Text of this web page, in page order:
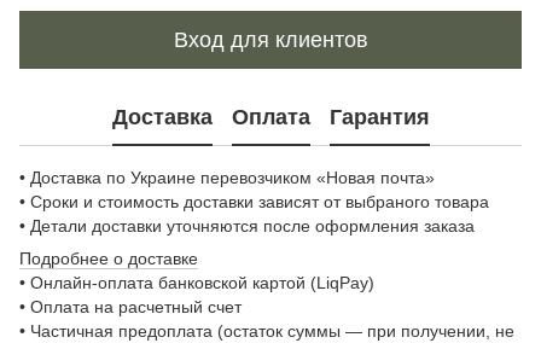
Вход для клиентов
Доставка Оплата Гарантия
• Доставка по Украине перевозчиком «Новая почта»
• Сроки и стоимость доставки зависят от выбраного товара
• Детали доставки уточняются после оформления заказа
Подробнее о доставке
• Онлайн-оплата банковской картой (LiqPay)
• Оплата на расчетный счет
• Частичная предоплата (остаток суммы — при получении, не